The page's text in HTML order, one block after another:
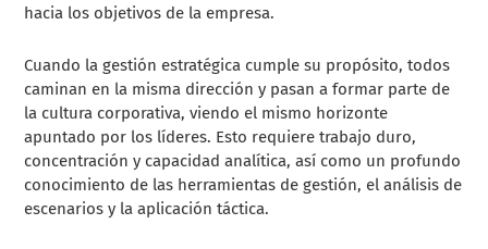
hacia los objetivos de la empresa.
Cuando la gestión estratégica cumple su propósito, todos
caminan en la misma dirección y pasan a formar parte de
la cultura corporativa, viendo el mismo horizonte
apuntado por los líderes. Esto requiere trabajo duro,
concentración y capacidad analítica, así como un profundo
conocimiento de las herramientas de gestión, el análisis de
escenarios y la aplicación táctica.